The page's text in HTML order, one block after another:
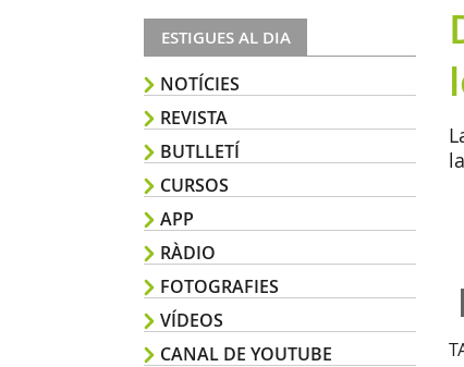
ESTIGUES AL DIA
NOTÍCIES
REVISTA
BUTLLETÍ
CURSOS
APP
RÀDIO
FOTOGRAFIES
VÍDEOS
CANAL DE YOUTUBE